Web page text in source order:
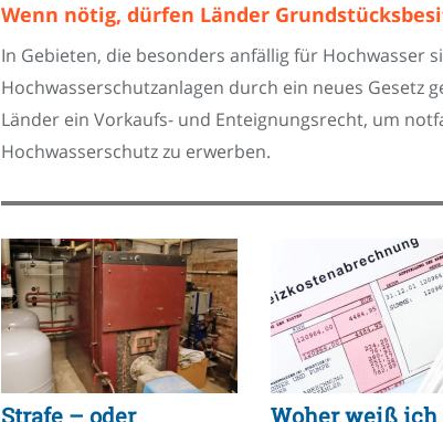
Wenn nötig, dürfen Länder
In Gebieten, die besonders anfällig für Hochwasser
Hochwasserschutzanlagen durch ein neues Gesetz
Länder ein Vorkaufs- und Enteignungsrecht, um
Hochwasserschutz zu erwerben.
Strafe – oder Woher weiß ich